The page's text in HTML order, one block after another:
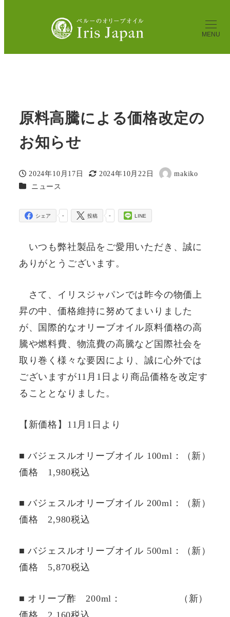
MENU
【公式通販】ペルーのExバージンオリーブオイル、バジェ
Blog ニュース
原料高騰による価格改定のお知
原料高騰による価格改定の
お知らせ
投稿日
2024年10月17日
更新日
2024年10月22日
著
makiko
カテゴリー
ニュース
-
シェア -
投稿 LINE
いつも弊社製品をご愛用いただき、誠に
ありがとうございます。
さて、イリスジャパンでは昨今の物価上
昇の中、価格維持に努めてまいりました
が、国際的なオリーブオイル原料価格の高
騰や燃料費、物流費の高騰など国際社会を
取り巻く様々な要因により、誠に心外では
ございますが11月1日より商品価格を改定す
ることとなりました。
【新価格】11月1日より
■ バジェスルオリーブオイル 100ml：（新）
価格 1,980税込
■ バジェスルオリーブオイル 200ml：（新）
価格 2,980税込
■ バジェスルオリーブオイル 500ml：（新）
価格 5,870税込
■ オリーブ酢 200ml： （新）
価格 2,160税込